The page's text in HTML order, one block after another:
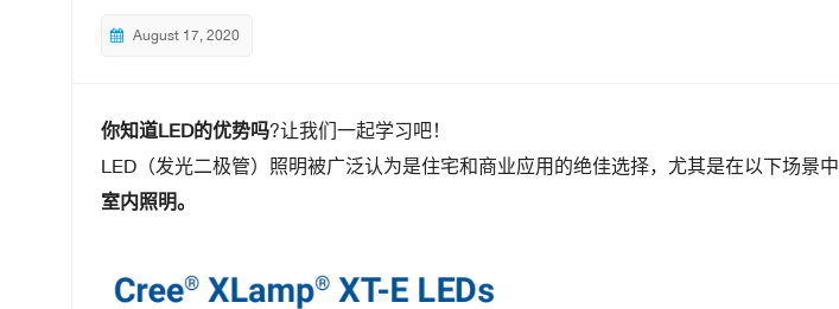
August 17, 2020
你知道LED的优势吗?让我们一起学习吧！
LED（发光二极管）照明被广泛认为是住宅和商业应用的绝佳选择，尤其是在以下场景中
室内照明。